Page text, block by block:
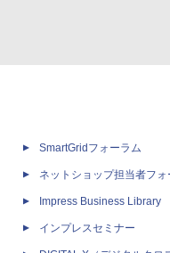
SmartGridフォーラム
ネットショップ担当者フォ
Impress Business Library
インプレスセミナー